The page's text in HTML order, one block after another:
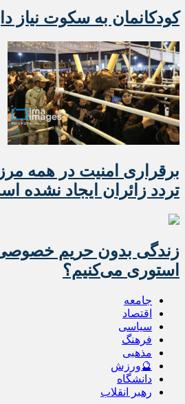
کودکانمان به سکوت نیاز
برقراری امنیت در همه
تردد زائران ایجاد نشده
زندگی بدون حریم
استوری می‌کنیم؟
جامعه
اقتصاد
سیاسی
فرهنگ
مذهبی
🔮ورزش
دانشگاه
رهبر انقلاب